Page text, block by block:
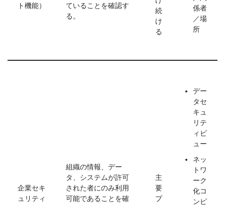
ト機能）
ていることを確認す
る。
続
け
る
係者
／場
所
企業セキ
ュリティ
組織の情報、デー
タ、システムが許可
された者にのみ利用
可能であることを確
主
要
プ
デー
タセ
キュ
リテ
ィビ
ュー
ネッ
トワ
ーク
化コ
ンピ